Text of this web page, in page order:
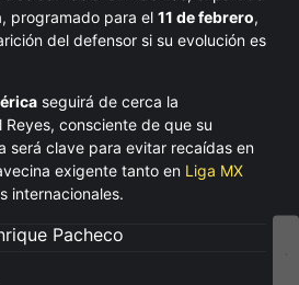
programado para el 11 de febrero,
del defensor si su evolución es
seguirá de cerca la
consciente de que su
será clave para evitar recaídas en
exigente tanto en Liga MX
internacionales.
Pacheco